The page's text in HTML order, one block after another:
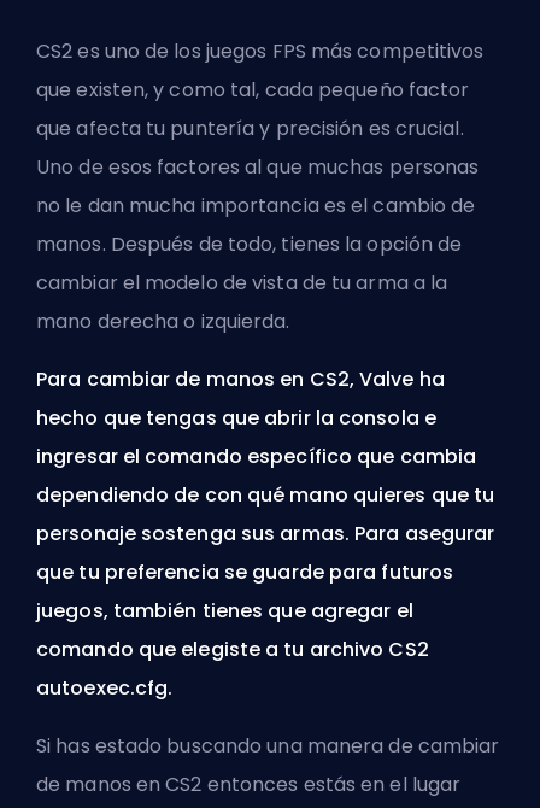
CS2 es uno de los juegos FPS más competitivos
que existen, y como tal, cada pequeño factor
que afecta tu puntería y precisión es crucial.
Uno de esos factores al que muchas personas
no le dan mucha importancia es el cambio de
manos. Después de todo, tienes la opción de
cambiar el modelo de vista de tu arma a la
mano derecha o izquierda.
Para cambiar de manos en CS2,Valve ha
hecho que tengas que abrir la consola e
ingresar el comando específico que cambia
dependiendo de con qué mano quieres que tu
personaje sostenga sus armas. Para asegurar
que tu preferencia se guarde para futuros
juegos, también tienes que agregar el
comando que elegiste a tu archivo CS2
autoexec.cfg.
Si has estado buscando una manera de cambiar
de manos en CS2 entonces estás en el lugar